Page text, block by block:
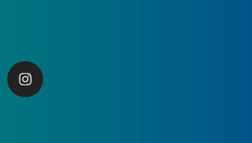
Instagram